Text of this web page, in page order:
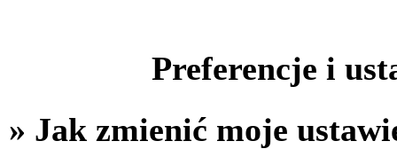
Preferencje i
» Jak zmienić moje